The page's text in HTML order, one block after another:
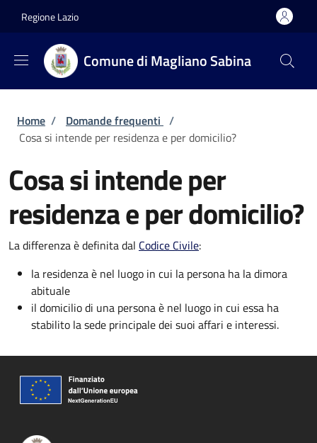
Regione Lazio
Comune di Magliano Sabina
Briciole di pane
Home / Domande frequenti /
Cosa si intende per residenza e per domicilio?
Cosa si intende per
residenza e per domicilio?
La differenza è definita dal Codice Civile:
la residenza è nel luogo in cui la persona ha la dimora
abituale
il domicilio di una persona è nel luogo in cui essa ha
stabilito la sede principale dei suoi affari e interessi.